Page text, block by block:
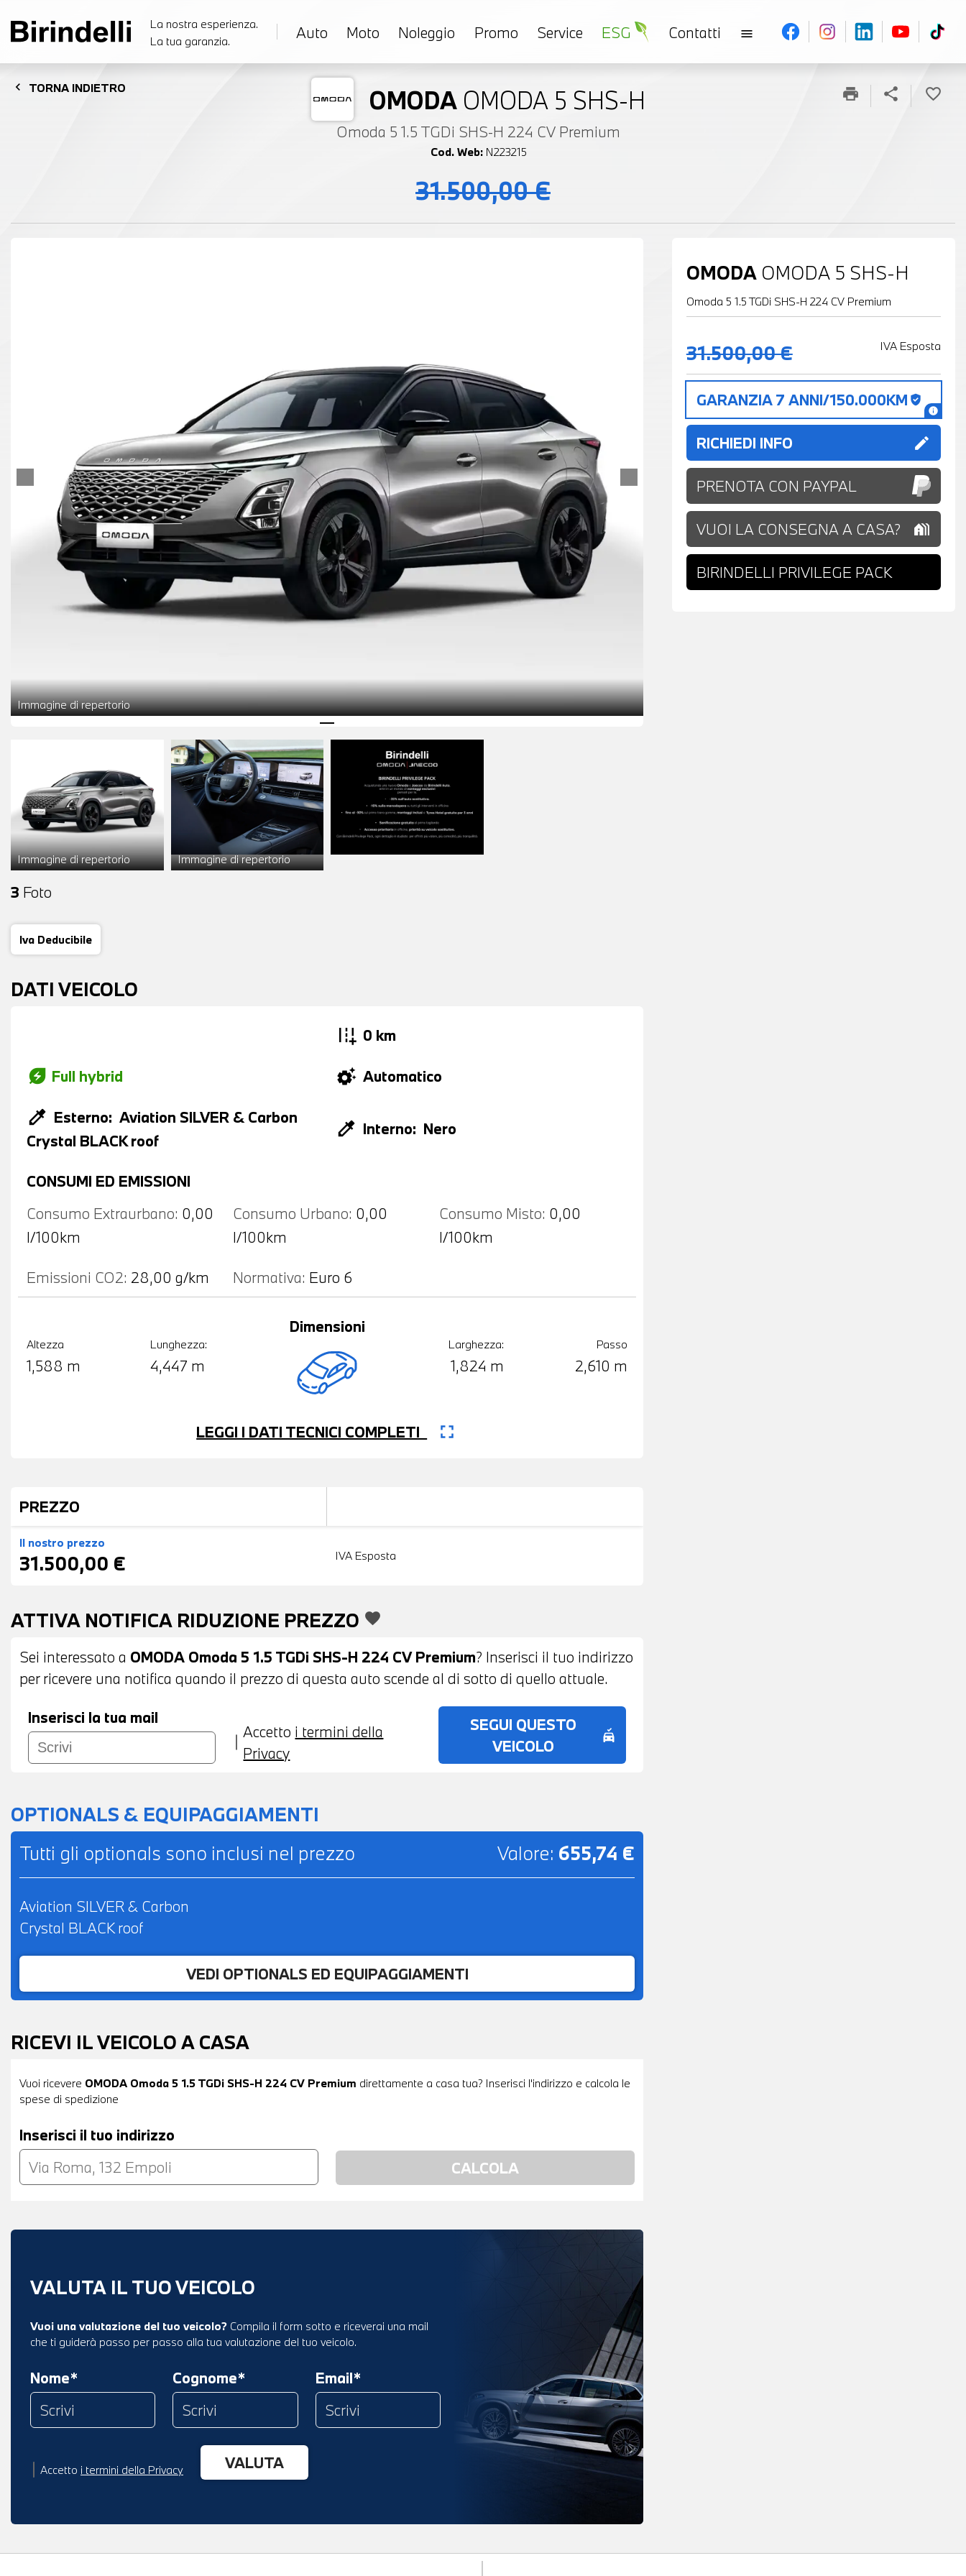
La nostra esperienza.
La tua garanzia.
Auto Moto Noleggio Promo Service ESG Contatti menu
chevron_left TORNA INDIETRO OMODA OMODA 5 SHS-H
Omoda 5 1.5 TGDi SHS-H 224 CV Premium
Cod. Web: N223215
print share favorite_border
31.500,00 €
Immagine di repertorio
Immagine di repertorio Immagine di repertorio
3 Foto
Iva Deducibile
DATI VEICOLO
add_road 0 km
energy_savings_leaf Full hybrid settings_suggestAutomatico
colorize Esterno: Aviation SILVER & Carbon
Crystal BLACK roof
colorize Interno: Nero
CONSUMI ED EMISSIONI
Consumo Extraurbano: 0,00
l/100km
Consumo Urbano: 0,00
l/100km
Consumo Misto: 0,00
l/100km
Emissioni CO2: 28,00 g/km Normativa: Euro 6
Altezza
1,588 m
Lunghezza:
4,447 m
Dimensioni
Larghezza:
1,824 m
Passo
2,610 m
LEGGI I DATI TECNICI COMPLETI fullscreen
PREZZO
Il nostro prezzo
31.500,00 € IVA Esposta
ATTIVA NOTIFICA RIDUZIONE PREZZO favorite
Sei interessato a OMODA Omoda 5 1.5 TGDi SHS-H 224 CV Premium? Inserisci il tuo indirizzo
per ricevere una notifica quando il prezzo di questa auto scende al di sotto di quello attuale.
Inserisci la tua mail
Accetto i termini della
Privacy
SEGUI QUESTO
VEICOLO
no_crash
OPTIONALS & EQUIPAGGIAMENTI
Tutti gli optionals sono inclusi nel prezzo
Valore: 655,74 €
Aviation SILVER & Carbon
Crystal BLACK roof
VEDI OPTIONALS ED EQUIPAGGIAMENTI
RICEVI IL VEICOLO A CASA
Vuoi ricevere OMODA Omoda 5 1.5 TGDi SHS-H 224 CV Premium direttamente a casa tua? Inserisci l'indirizzo e calcola le
spese di spedizione
Inserisci il tuo indirizzo
VALUTA IL TUO VEICOLO
Vuoi una valutazione del tuo veicolo? Compila il form sotto e riceverai una mail
che ti guiderà passo per passo alla tua valutazione del tuo veicolo.
Nome* Cognome* Email*
Accetto i termini della Privacy
OMODA OMODA 5 SHS-H
Omoda 5 1.5 TGDi SHS-H 224 CV Premium
31.500,00 € IVA Esposta
GARANZIA 7 ANNI/150.000KM gpp_good
info
RICHIEDI INFO edit
PRENOTA CON PAYPAL
VUOI LA CONSEGNA A CASA? holiday_village
BIRINDELLI PRIVILEGE PACK